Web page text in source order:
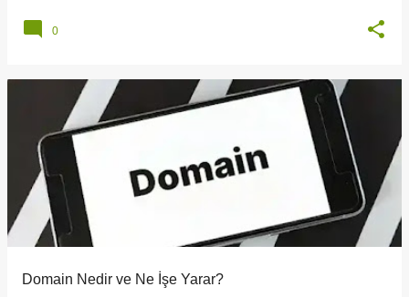
0
Domain Nedir ve Ne İşe Yarar?